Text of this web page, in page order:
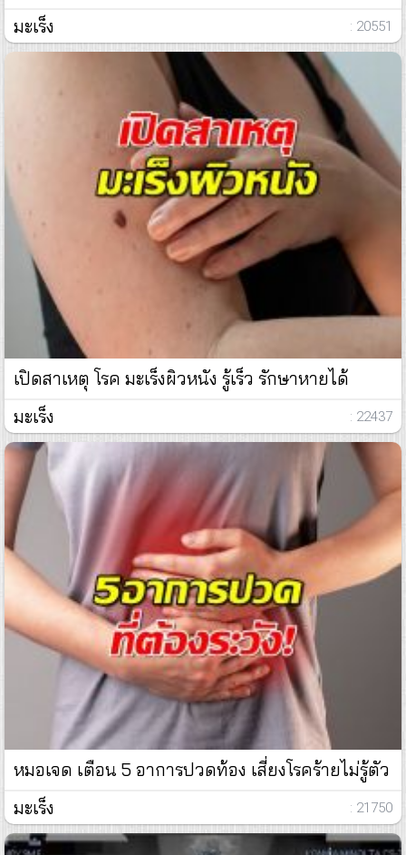
มะเร็ง
: 20551
เปิดสาเหตุ โรค มะเร็งผิวหนัง รู้เร็ว รักษาหายได้
มะเร็ง
: 22437
หมอเจด เตือน 5 อาการปวดท้อง เสี่ยงโรคร้ายไม่รู้ตัว
มะเร็ง
: 21750